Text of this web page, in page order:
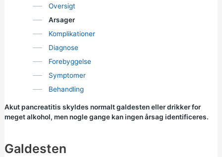
Oversigt
Arsager
Komplikationer
Diagnose
Forebyggelse
Symptomer
Behandling
Akut pancreatitis skyldes normalt galdesten eller drikker for
meget alkohol, men nogle gange kan ingen årsag identificeres.
Galdesten